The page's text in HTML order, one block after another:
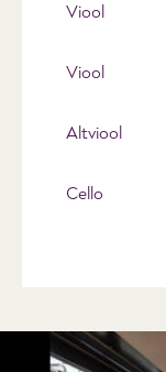
Viool
Viool
Altviool
Cello